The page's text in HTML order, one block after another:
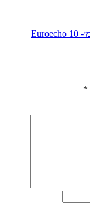
ישיבה של החוג הישראלי לאקו בכנס הבינלאומי- Euroecho 10
*